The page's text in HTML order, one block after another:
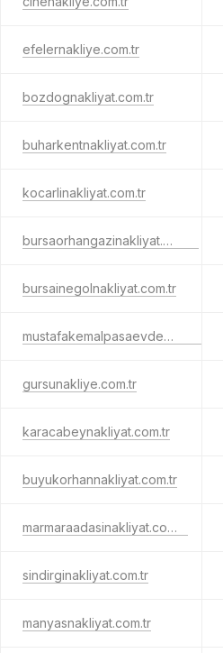
efelernakliye.com.tr
bozdognakliyat.com.tr
buharkentnakliyat.com.tr
kocarlinakliyat.com.tr
bursaorhangazinakliyat.com.tr
bursainegolnakliyat.com.tr
mustafakemalpasaevdenevenakliyat.com.tr
gursunakliye.com.tr
karacabeynakliyat.com.tr
buyukorhannakliyat.com.tr
marmaraadasinakliyat.com.tr
sindirginakliyat.com.tr
manyasnakliyat.com.tr